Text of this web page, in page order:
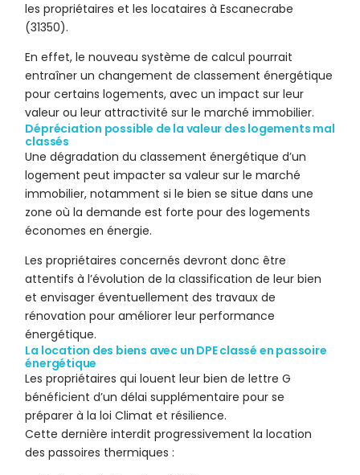
les propriétaires et les locataires à Escanecrabe
(31350).
En effet, le nouveau système de calcul pourrait
entraîner un changement de classement énergétique
pour certains logements, avec un impact sur leur
valeur ou leur attractivité sur le marché immobilier.
Dépréciation possible de la valeur des logements mal
classés
Une dégradation du classement énergétique d’un
logement peut impacter sa valeur sur le marché
immobilier, notamment si le bien se situe dans une
zone où la demande est forte pour des logements
économes en énergie.
Les propriétaires concernés devront donc être
attentifs à l’évolution de la classification de leur bien
et envisager éventuellement des travaux de
rénovation pour améliorer leur performance
énergétique.
La location des biens avec un DPE classé en passoire
énergétique
Les propriétaires qui louent leur bien de lettre G
bénéficient d’un délai supplémentaire pour se
préparer à la loi Climat et résilience.
Cette dernière interdit progressivement la location
des passoires thermiques :